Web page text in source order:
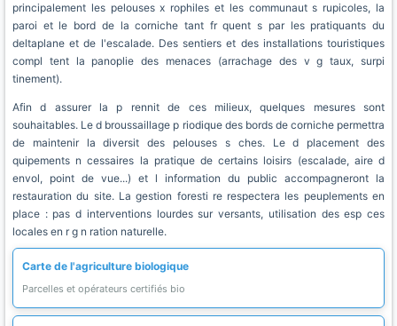
principalement les pelouses x rophiles et les communaut s rupicoles, la
paroi et le bord de la corniche tant fr quent s par les pratiquants du
deltaplane et de l'escalade. Des sentiers et des installations touristiques
compl tent la panoplie des menaces (arrachage des v g taux, surpi
tinement).
Afin d assurer la p rennit de ces milieux, quelques mesures sont
souhaitables. Le d broussaillage p riodique des bords de corniche permettra
de maintenir la diversit des pelouses s ches. Le d placement des
quipements n cessaires la pratique de certains loisirs (escalade, aire d
envol, point de vue...) et l information du public accompagneront la
restauration du site. La gestion foresti re respectera les peuplements en
place : pas d interventions lourdes sur versants, utilisation des esp ces
locales en r g n ration naturelle.
Carte de l'agriculture biologique
Parcelles et opérateurs certifiés bio